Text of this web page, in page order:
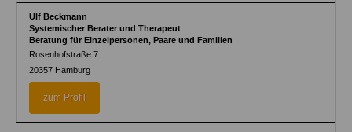
Ulf Beckmann
Systemischer Berater und Therapeut
Beratung für Einzelpersonen, Paare und Familien
Rosenhofstraße 7
20357 Hamburg
zum Profil